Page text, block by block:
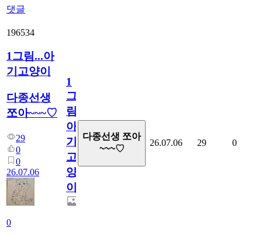
댓글
196534
1그림...아
기고양이
다종선생
쪼아~~~♡
29
0
0
26.07.06
0
1
그
림...
아
기
고
양
이
다종선생 쪼아
~~~♡
26.07.06 29 0